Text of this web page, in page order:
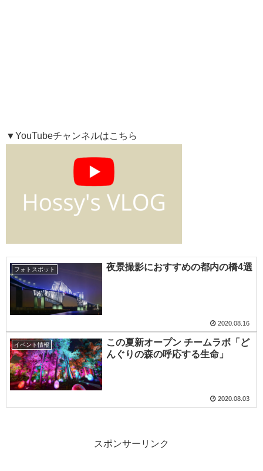
▼YouTubeチャンネルはこちら
フォトスポット 夜景撮影におすすめの都内の橋4選
2020.08.16
イベント情報
この夏新オープン チームラボ「ど
んぐりの森の呼応する生命」
2020.08.03
スポンサーリンク